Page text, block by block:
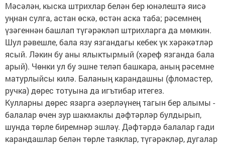
Мәсәлән, кыска штрихлар белән бер юнәлештә яисә
уңнан сулга, астан өскә, өстән аска таба; рәсемнең
үзәгеннән башлап түгәрәкләп штрихларга да мөмкин.
Шул рәвешле, бала язу язгандагы кебек үк хәрәкәтләр
ясый. Ләкин бу аны ялыктырмый (хәреф язганда бала
арый). Чөнки ул бу эшне теләп башкара, аның рәсемне
матурлыйсы килә. Баланың карандашны (фломастер,
ручка) дөрес тотуына да игътибар итегез.
Кулларны дөрес язарга әзерләүнең тагын бер алымы -
балалар өчен зур шакмаклы дәфтәрләр булдырып,
шунда төрле биремнәр эшләү. Дәфтәрдә балалар гади
карандашлар белән төрле таяклар, түгәрәкләр, дугалар